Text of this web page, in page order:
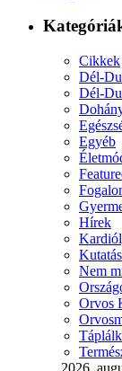
Cikkek
Dél-
Dél-
Egyéb
Hírek
Kutatás
Nem
Orvos
2026.